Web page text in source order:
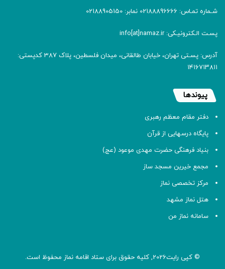
شـماره تمـاس: 02188896666 نمابر: 02188905150
پسـت الـکترونیـکی: info[at]namaz.ir
آدرس: پسـتی تهران، خیابان طالقانی، میدان فلسطین، پلاک 387 کدپستی:
۱۴۱۶۷۱۳۸۱۱
پیوندها
دفتر مقام معظم رهبری
پایگاه درسهایی از قرآن
بنیاد فرهنگی حضرت مهدی موعود (عج)
مجمع خیرین مسجد ساز
مرکز تخصصی نماز
هتل نماز مشهد
سامانه نماز من
© کپی رایت2026, کلیه حقوق برای ستاد اقامه نماز محفوظ است.